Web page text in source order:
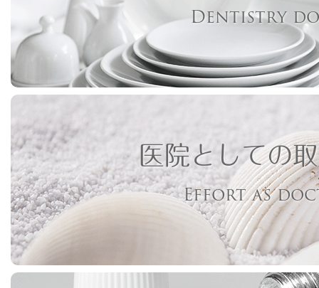
Dentistry
医院としての
Effort as